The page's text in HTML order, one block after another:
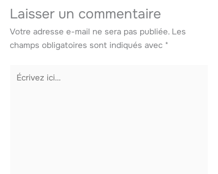
Laisser un commentaire
Votre adresse e-mail ne sera pas publiée. Les
champs obligatoires sont indiqués avec *
Écrivez